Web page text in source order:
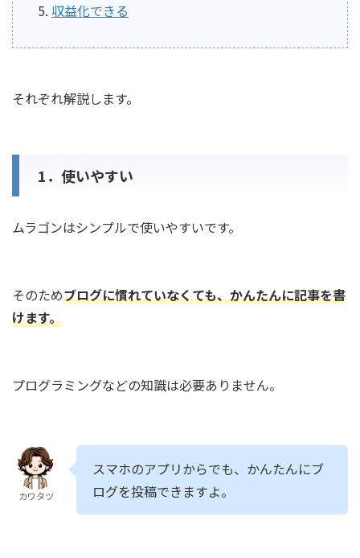
収益化できる
それぞれ解説します。
1．使いやすい
ムラゴンはシンプルで使いやすいです。
そのためブログに慣れていなくても、かんたんに記事を書
けます。
プログラミングなどの知識は必要ありません。
カワタツ
スマホのアプリからでも、かんたんにブ
ログを投稿できますよ。